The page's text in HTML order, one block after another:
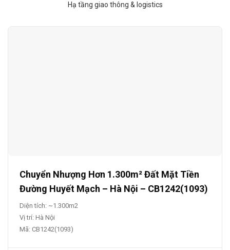
Hạ tầng giao thông & logistics
Chuyển Nhượng Hơn 1.300m² Đất Mặt Tiền
Đường Huyết Mạch – Hà Nội – CB1242(1093)
Diện tích: ~1.300m2
Vị trí: Hà Nội
Mã: CB1242(1093)